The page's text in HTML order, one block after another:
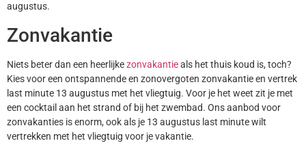
augustus.
Zonvakantie
Niets beter dan een heerlijkezonvakantieals het thuis koud is, toch?
Kies voor een ontspannende en zonovergoten zonvakantie en vertrek
last minute 13 augustus met het vliegtuig. Voor je het weet zit je met
een cocktail aan het strand of bij het zwembad. Ons aanbod voor
zonvakanties is enorm, ook als je 13 augustus last minute wilt
vertrekken met het vliegtuig voor je vakantie.